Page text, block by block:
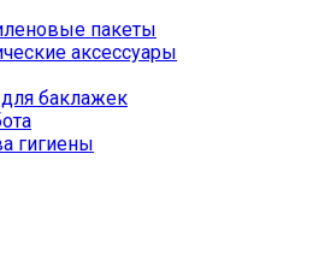
пакеты
аксессуары
баклажек
гигиены